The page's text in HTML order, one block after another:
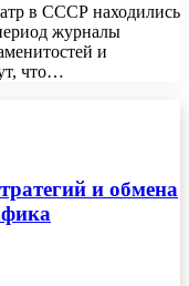
в СССР находились
журналы
и
что…
и обмена